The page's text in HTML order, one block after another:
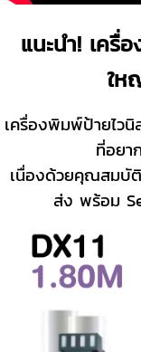
แนะนำ! เครื่
ให
เครื่องพิมพ์ป้ายไวนิ
ที่อยา
เนื่องด้วยคุณสมบั
ส่ง พร้อม